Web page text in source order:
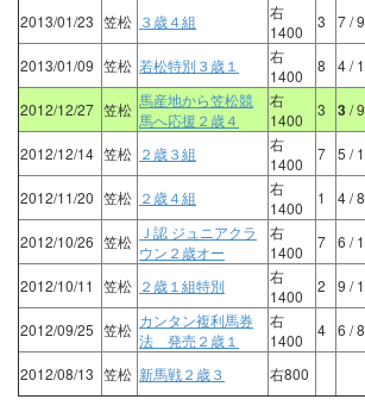
2013/01/23 笠松 ３歳４組
右
1400
3 7/ 9
2013/01/09 笠松 若松特別３歳１
右
1400
8 4/
2012/12/27 笠松 馬産地から笠松競
馬へ応援２歳４
右
1400
3 3/ 9
2012/12/14 笠松 ２歳３組
右
1400
7 5 /
2012/11/20 笠松 ２歳４組
右
1400
1 4/ 8
2012/10/26 笠松
Ｊ認 ジュニアクラ
ウン２歳オー
右
1400
7 6 /
2012/10/11 笠松 ２歳１組特別
右
1400
2 9 /
2012/09/25 笠松 カンタン複利馬券
法 発売２歳１
右
1400
4 6 / 8
2012/08/13 笠松 新馬戦２歳３ 右800